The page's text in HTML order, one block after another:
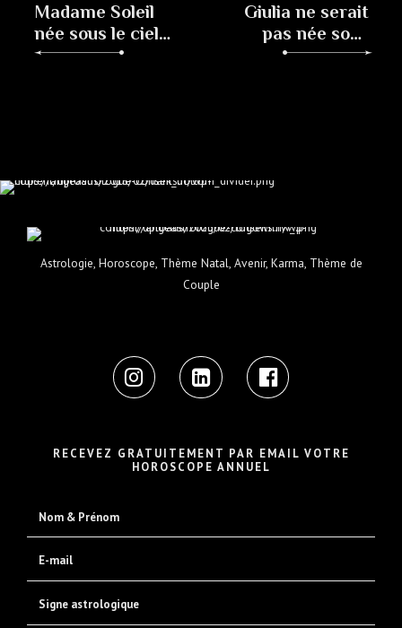
Madame Soleil
née sous le ciel
nivernais
Giulia ne serait
pas née sous
"une bonne
Astrologie, Horoscope, Thème Natal, Avenir, Karma, Thème de
Couple
RECEVEZ GRATUITEMENT PAR EMAIL VOTRE
HOROSCOPE ANNUEL